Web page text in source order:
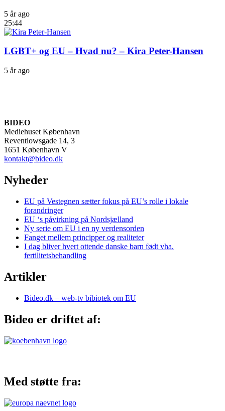
5 år ago
25:44
LGBT+ og EU – Hvad nu? – Kira Peter-Hansen
5 år ago
BIDEO
Mediehuset København
Reventlowsgade 14, 3
1651 København V
kontakt@bideo.dk
Nyheder
EU på Vestegnen sætter fokus på EU’s rolle i lokale
forandringer
EU ‘s påvirkning på Nordsjælland
Ny serie om EU i en ny verdensorden
Fanget mellem principper og realiteter
I dag bliver hvert ottende danske barn født vha.
fertilitetsbehandling
Artikler
Bideo.dk – web-tv bibiotek om EU
Bideo er driftet af:
Med støtte fra: